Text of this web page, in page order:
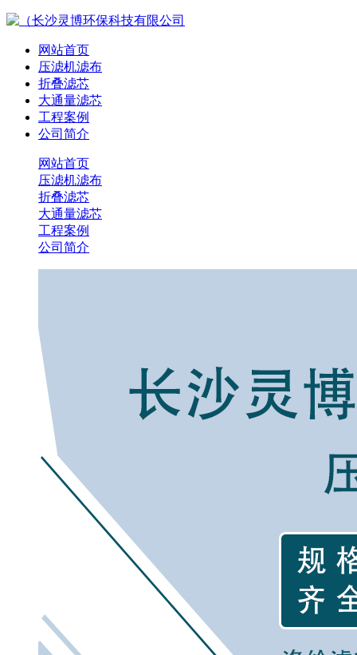
网站首页
压滤机滤布
折叠滤芯
大通量滤芯
工程案例
公司简介
网站首页
压滤机滤布
折叠滤芯
大通量滤芯
工程案例
公司简介